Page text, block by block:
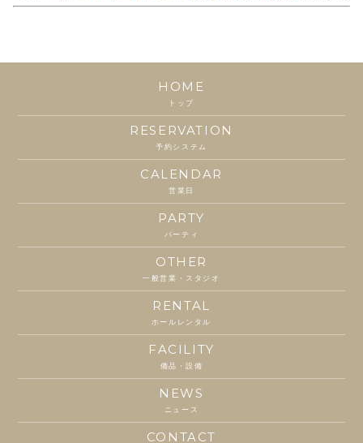
HOME
トップ
RESERVATION
予約システム
CALENDAR
営業日
PARTY
パーティ
OTHER
一般営業・スタジオ
RENTAL
ホールレンタル
FACILITY
備品・設備
NEWS
ニュース
CONTACT